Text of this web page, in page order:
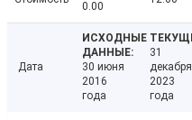
0.00
Дата
30 июня
2016
года
31
декабря
2023
года